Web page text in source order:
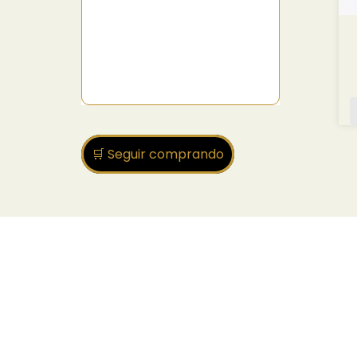
🛒 Seguir comprando